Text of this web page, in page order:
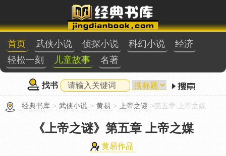
首页 武侠小说 侦探小说 科幻小说
经济
轻松一刻
儿童故事 名著
找书
经典书库 > 武侠小说 > 黄易 > 上帝之谜 >第五章 上帝之媒
《上帝之谜》 第五章 上帝之媒
黄易作品